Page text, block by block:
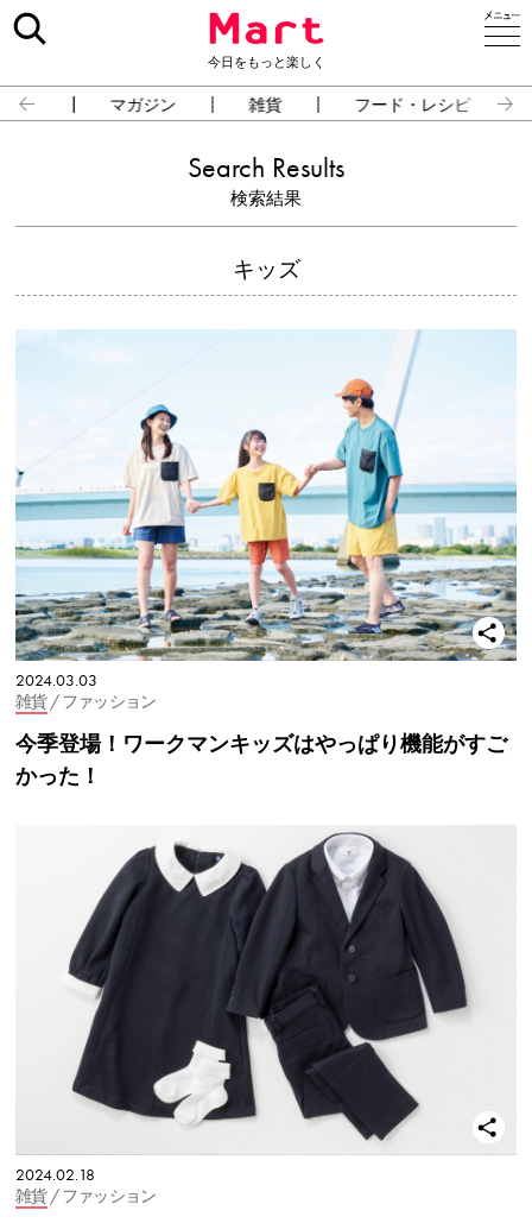
今日をもっと楽しく
占い マガジン 雑貨 フード・レシピ
Search Results
検索結果
キッズ
2024.03.03
雑貨/ ファッション
今季登場！ワークマンキッズはやっぱり機能がすご
かった！
2024.02.18
雑貨/ ファッション